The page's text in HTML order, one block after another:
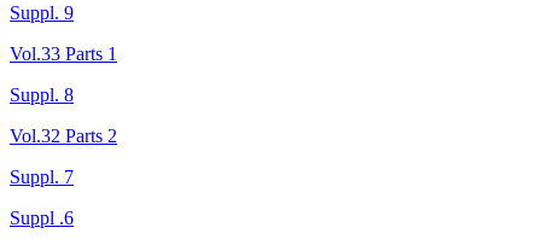
Suppl. 9
Vol.33 Parts 1
Suppl. 8
Vol.32 Parts 2
Suppl. 7
Suppl .6